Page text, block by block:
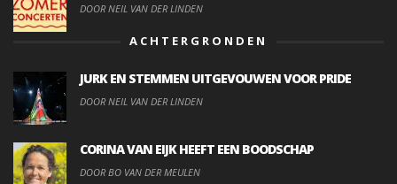
DOOR NEIL VAN DER LINDEN
ACHTERGRONDEN
JURK EN STEMMEN UITGEVOUWEN VOOR PRIDE
DOOR NEIL VAN DER LINDEN
CORINA VAN EIJK HEEFT EEN BOODSCHAP
DOOR BO VAN DER MEULEN